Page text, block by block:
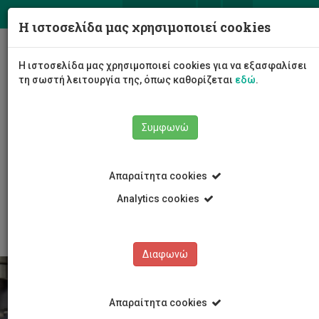
Χρηματοδότηση φοιτητών
Υποτροφίες κοινωνικής στήριξης για φοιτητές
μάστερ και διδακτορικού
Η ιστοσελίδα μας χρησιμοποιεί cookies
Η ιστοσελίδα μας χρησιμοποιεί cookies για να εξασφαλίσει
τη σωστή λειτουργία της, όπως καθορίζεται εδώ.
Συμφωνώ
Απαραίτητα cookies
Analytics cookies
Διαφωνώ
Απαραίτητα cookies